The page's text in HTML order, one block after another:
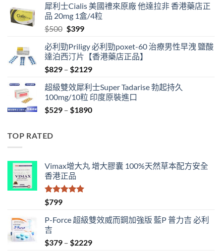
was:
$500.
is:
$480.
犀利士Cialis 美國禮來原廠 他達拉非 香港藥店正
品 20mg 1盒/4粒
$500 Original
was:
$500.
$399Current
is:
$399.
必利勁Priligy 必利勁poxet-60 治療男性早洩 鹽酸
達泊西汀片【香港藥店正品】
$829 – $2129Price
$829
through
$2129
超級雙效犀利士Super Tadarise 勃起持久
100mg/10粒 印度原裝進口
$529 – $1890Price
TOP RATED
Vimax增大丸 增大膠囊 100%天然草本配方安全
香港正品
評分
滿分 5
$799
P-Force 超級雙效威而鋼加強版 藍P 普力吉 必利
吉
$379 – $2229Price